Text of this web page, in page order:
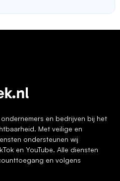
en bedrijven bij het
Met veilige en
ondersteunen wij
en YouTube. Alle diensten
en volgens